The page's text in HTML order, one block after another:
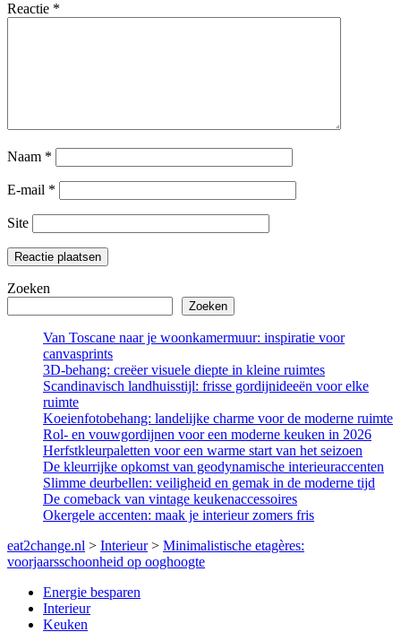
Reactie *
Naam *
E-mail *
Site
Zoeken
Zoeken
Van Toscane naar je woonkamermuur: inspiratie voor
canvasprints
3D-behang: creëer visuele diepte in kleine ruimtes
Scandinavisch landhuisstijl: frisse gordijnideeën voor elke
ruimte
Koeienfotobehang: landelijke charme voor de moderne ruimte
Rol- en vouwgordijnen voor een moderne keuken in 2026
Herfstkleurpaletten voor een warme start van het seizoen
De kleurrijke opkomst van geodynamische interieuraccenten
Slimme deurbellen: veiligheid en gemak in de moderne tijd
De comeback van vintage keukenaccessoires
Okergele accenten: maak je interieur zomers fris
eat2change.nl > Interieur> Minimalistische etagères:
voorjaarsschoonheid op ooghoogte
Energie besparen
Interieur
Keuken